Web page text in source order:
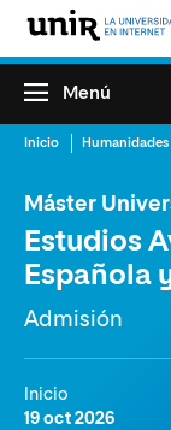
Menú
Inicio Humanidades
Máster
Estudios
Española
Admisión
Inicio
19 oct 2026